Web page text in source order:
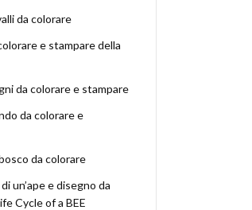
da colorare
e stampare della
da colorare e stampare
da colorare e
da colorare
un’ape e disegno da
Cycle of a BEE